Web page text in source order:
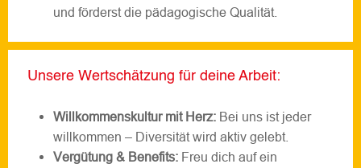
und förderst die pädagogische Qualität.
Unsere Wertschätzung für deine Arbeit:
Willkommenskultur mit Herz: Bei uns ist jeder
willkommen – Diversität wird aktiv gelebt.
Vergütung & Benefits: Freu dich auf ein